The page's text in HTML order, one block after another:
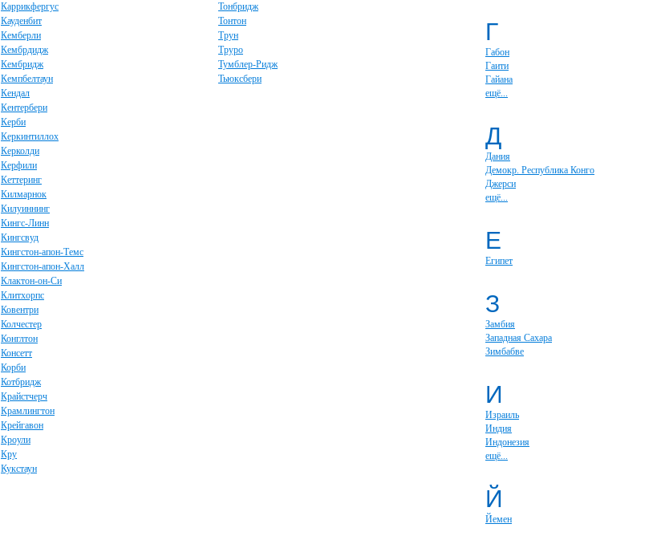
Каррикфергус
Кауденбит
Кемберли
Кембрдидж
Кембридж
Кемпбелтаун
Кендал
Кентербери
Керби
Керкинтиллох
Керколди
Керфили
Кеттеринг
Килмарнок
Килуиннинг
Кингс-Линн
Кингсвуд
Кингстон-апон-Темс
Кингстон-апон-Халл
Клактон-он-Си
Клитхорпс
Ковентри
Колчестер
Конглтон
Консетт
Корби
Котбридж
Крайстчерч
Крамлингтон
Крейгавон
Кроули
Кру
Кукстаун
Тонбридж
Тонтон
Трун
Труро
Тумблер-Ридж
Тьюксбери
Г
Габон
Гаити
Гайана
ещё...
Д
Дания
Демокр. Республика Конго
Джерси
ещё...
Е
Египет
З
Замбия
Западная Сахара
Зимбабве
И
Израиль
Индия
Индонезия
ещё...
Й
Йемен